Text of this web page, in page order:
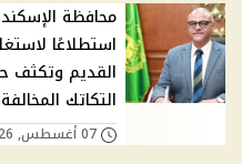
محافظة
استطلاعًا
القديم وتكثف
التكاتك المخالفة
07 أغسطس, 2026 11:38 م